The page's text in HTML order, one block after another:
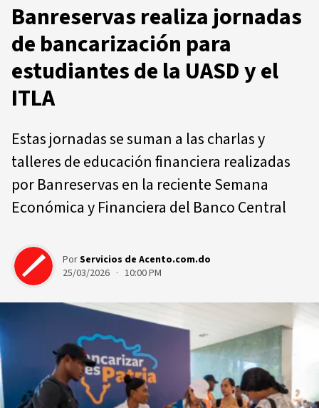
Banreservas realiza jornadas
de bancarización para
estudiantes de la UASD y el
ITLA
Estas jornadas se suman a las charlas y
talleres de educación financiera realizadas
por Banreservas en la reciente Semana
Económica y Financiera del Banco Central
PorServicios de Acento.com.do
25/03/2026 · 10:00 PM